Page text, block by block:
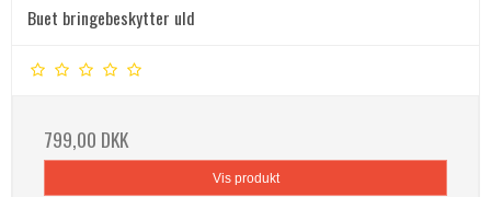
Buet bringebeskytter uld
799,00 DKK
Vis produkt